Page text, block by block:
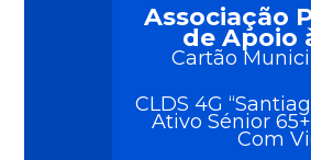
Associação
de Apoio
Cartão
CLDS 4G
Ativo Sénior
Com